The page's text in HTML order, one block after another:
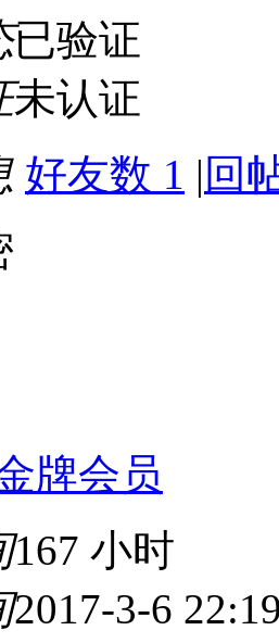
已验证
未认证
好友数 1 | 回
牌会员
167 小时
2017-3-6